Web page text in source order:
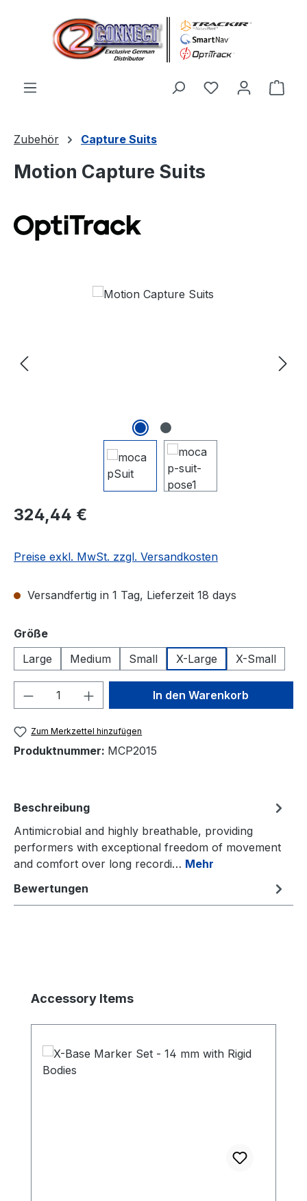
Zum Hauptinhalt springen
Du hast 0
Zubehör Capture Suits
Motion Capture Suits
Bildergalerie überspringen
Regulärer Preis:
324,44 €
Preise exkl. MwSt. zzgl. Versandkosten
Versandfertig in 1 Tag, Lieferzeit 18 days
Größeauswählen
Large
Medium Small X-Large X-Small
Produkt Anzahl: Gib denIn den Warenkorb
Zum Merkzettel hinzufügen
Produktnummer: MCP2015
Beschreibung
Antimicrobial and highly breathable, providing
performers with exceptional freedom of movement
and comfort over long recordi… Mehr
Bewertungen
Produktgalerie überspringen
Accessory Items